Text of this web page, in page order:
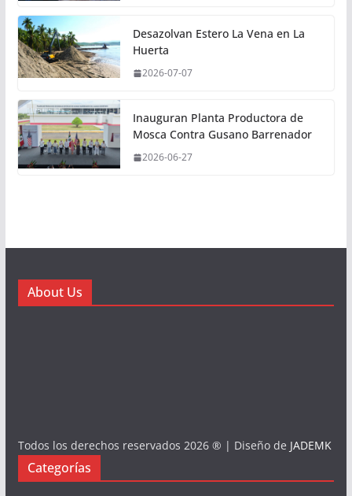
Desazolvan Estero La Vena en La
Huerta
2026-07-07
Inauguran Planta Productora de
Mosca Contra Gusano Barrenador
2026-06-27
About Us
Todos los derechos reservados 2026 ® | Diseño de JADEMK
Categorías